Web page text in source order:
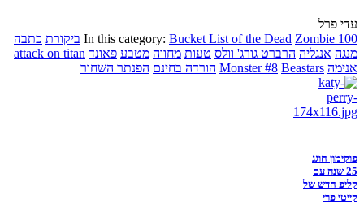
עדי פרל
In this category: Bucket List of the Dead Zombie 100 ביקורת כתבה
מנגה אנגליה הרברט גורג' וולס טעות מחווה מטבע פאונד attack on titan
אנימה
Monster #8 Beastars הורדה בחינם הפנתר השחור
פוקימון חוגג
25 שנה עם
קליפ חדש של
קייטי פרי